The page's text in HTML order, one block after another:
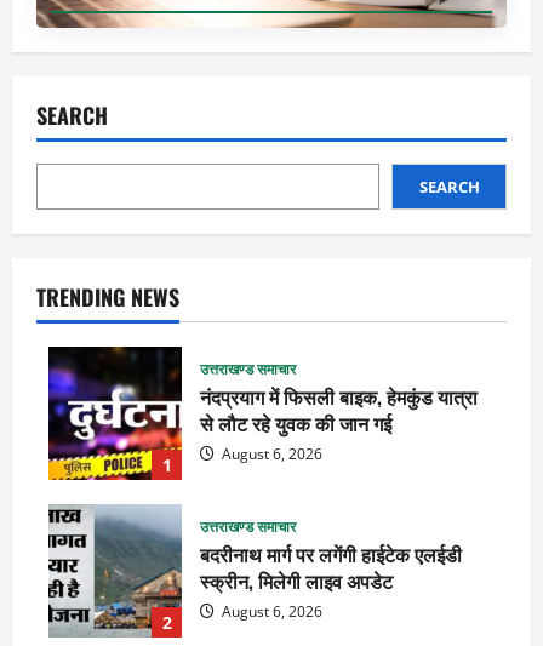
SEARCH
SEARCH
TRENDING NEWS
1
उत्तराखण्ड समाचार
नंदप्रयाग में फिसली बाइक, हेमकुंड यात्रा
से लौट रहे युवक की जान गई
August 6, 2026
2
उत्तराखण्ड समाचार
बदरीनाथ मार्ग पर लगेंगी हाईटेक एलईडी
स्क्रीन, मिलेगी लाइव अपडेट
August 6, 2026